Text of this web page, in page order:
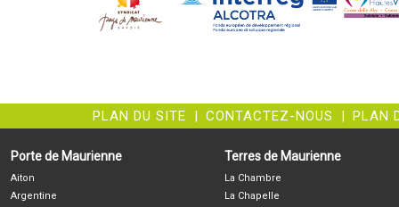
PLAN DU SITE | CONTACTEZ-NOUS | PLAN
Porte de Maurienne
Aiton
Argentine
Terres de Maurienne
La Chambre
La Chapelle